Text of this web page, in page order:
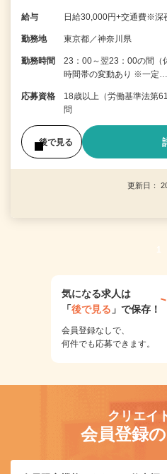
給与 日給30,000円+交通費※深
勤務地 東京都／神奈川県
勤務時間
23：00～翌23：00の間（
時間帯の変動あり ※一定…
応募資格
18歳以上（労働基準法第
問
後で見る
更新日：
1
気になる求人は
「後で見る 」で保存！
会員登録なしで、
何件でも応募できます。
クリエイ
会員登録